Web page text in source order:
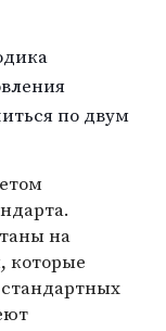
по двум
на
которые